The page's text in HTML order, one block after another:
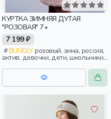
КУРТКА ЗИМНЯЯ ДУТАЯ
"РОЗОВАЯ" 7+
7 199 ₽
BUNGLYрозовый, зима, россия,
актив, девочки, дети, школьники,